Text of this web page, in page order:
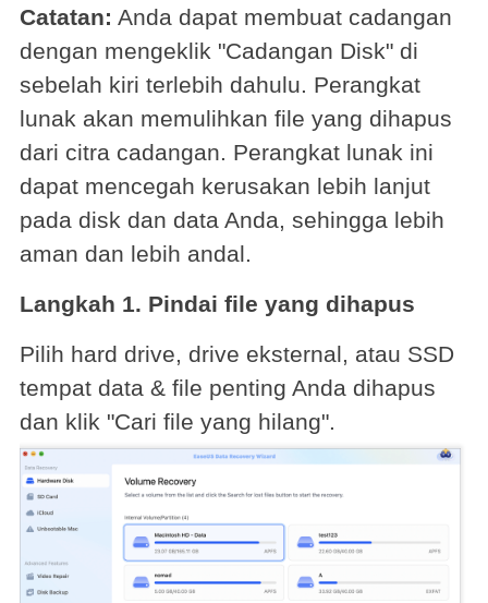
Catatan: Anda dapat membuat cadangan
dengan mengeklik "Cadangan Disk" di
sebelah kiri terlebih dahulu. Perangkat
lunak akan memulihkan file yang dihapus
dari citra cadangan. Perangkat lunak ini
dapat mencegah kerusakan lebih lanjut
pada disk dan data Anda, sehingga lebih
aman dan lebih andal.
Langkah 1. Pindai file yang dihapus
Pilih hard drive, drive eksternal, atau SSD
tempat data & file penting Anda dihapus
dan klik "Cari file yang hilang".